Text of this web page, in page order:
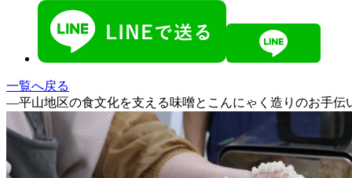
一覧へ戻る
―平山地区の食文化を支える味噌とこんにゃく造りのお手